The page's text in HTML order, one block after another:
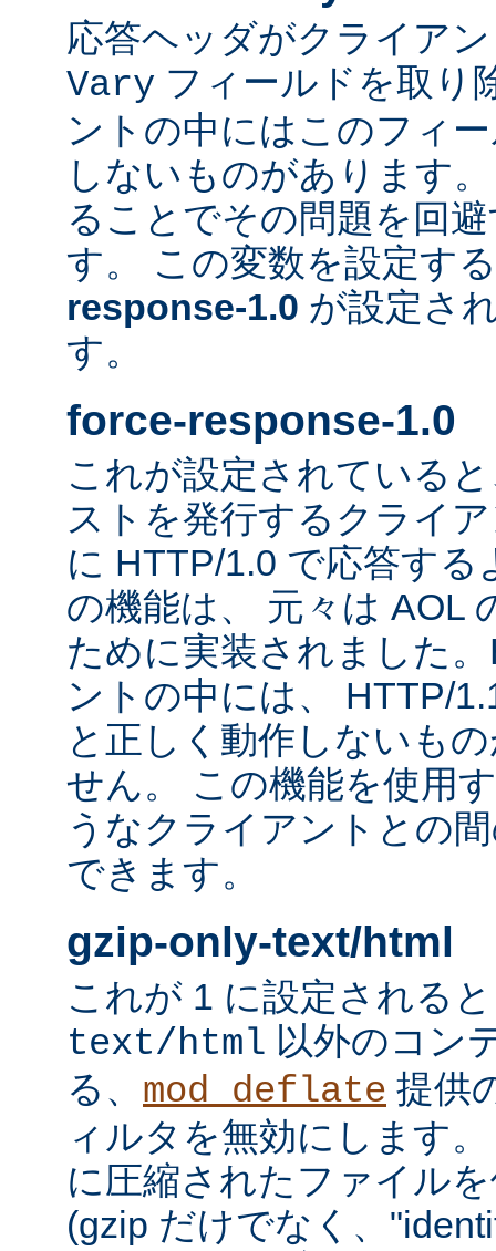
応答ヘッダがクライア
Vary フィールドを取り
ントの中にはこのフィ
しないものがあります
ることでその問題を回
す。 この変数を設定す
response-1.0 が設定さ
す。
force-response-1.0
これが設定されている
ストを発行するクライ
に HTTP/1.0 で応答す
の機能は、 元々は AOL
ために実装されました
ントの中には、 HTTP/
と正しく動作しないも
せん。 この機能を使用
うなクライアントとの
できます。
gzip-only-text/html
これが 1 に設定される
text/html 以外のコン
る、 mod_deflate 提供
ィルタを無効にします
に圧縮されたファイル
(gzip だけでなく、